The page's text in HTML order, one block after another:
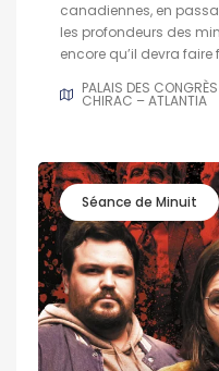
canadiennes, en
les profondeurs des
encore qu’il devra
PALAIS DES
CHIRAC – ATLANTIA
Séance de Minuit